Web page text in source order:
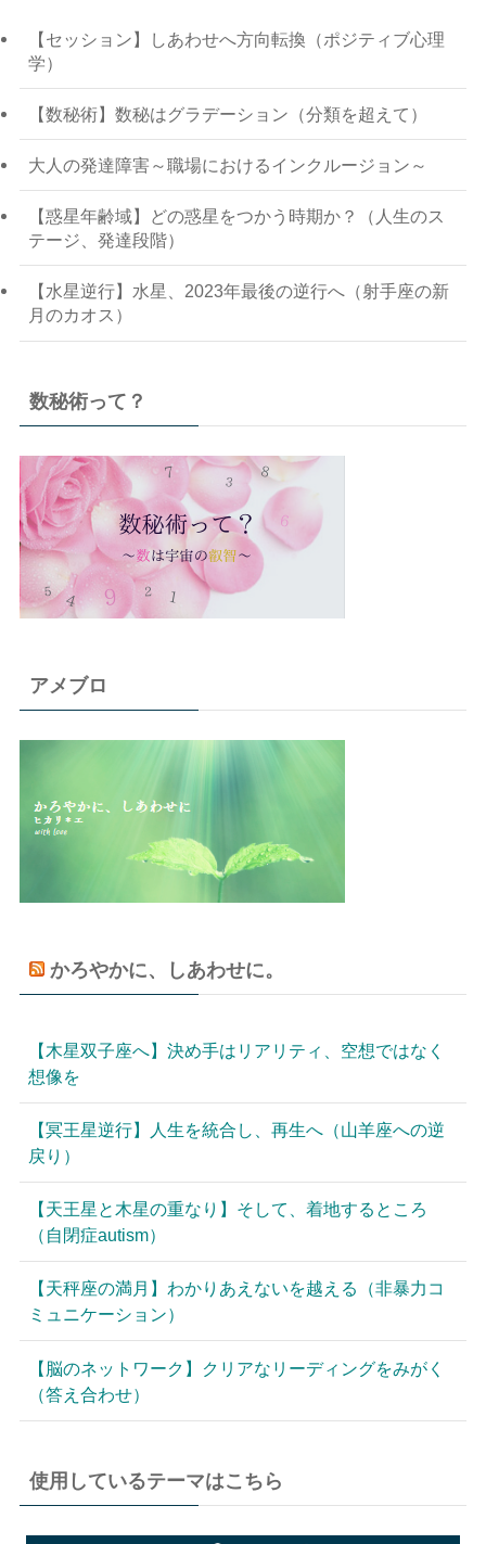
【セッション】しあわせへ方向転換（ポジティブ心理
学）
【数秘術】数秘はグラデーション（分類を超えて）
大人の発達障害～職場におけるインクルージョン～
【惑星年齢域】どの惑星をつかう時期か？（人生のス
テージ、発達段階）
【水星逆行】水星、2023年最後の逆行へ（射手座の新
月のカオス）
数秘術って？
アメブロ
かろやかに、しあわせに。
【木星双子座へ】決め手はリアリティ、空想ではなく
想像を
【冥王星逆行】人生を統合し、再生へ（山羊座への逆
戻り）
【天王星と木星の重なり】そして、着地するところ
（自閉症autism）
【天秤座の満月】わかりあえないを越える（非暴力コ
ミュニケーション）
【脳のネットワーク】クリアなリーディングをみがく
（答え合わせ）
使用しているテーマはこちら